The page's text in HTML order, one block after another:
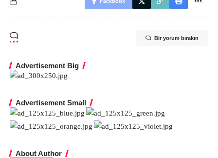
Bir yorum bırakın
Advertisement Big
Advertisement Small
About Author